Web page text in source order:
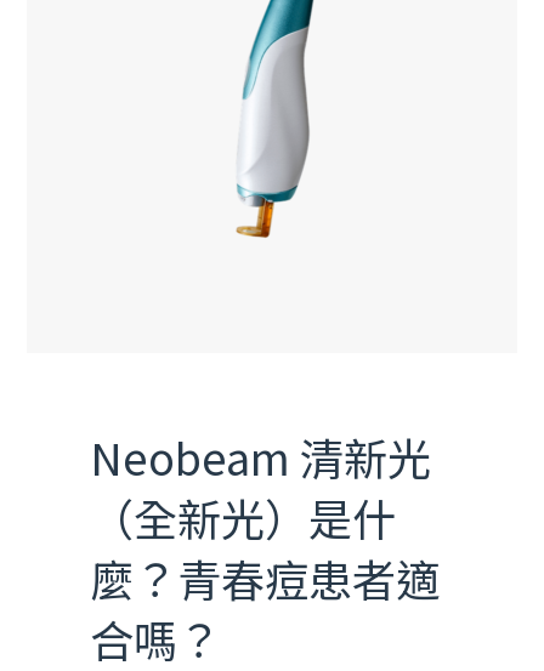
Neobeam 清新光
（全新光）是什
麼？青春痘患者適
合嗎？